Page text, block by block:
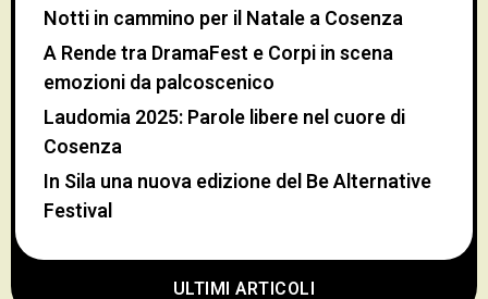
ULTIMI ARTICOLI
Notti in cammino per il Natale a Cosenza
A Rende tra DramaFest e Corpi in scena
emozioni da palcoscenico
Laudomia 2025: Parole libere nel cuore di
Cosenza
In Sila una nuova edizione del Be Alternative
Festival